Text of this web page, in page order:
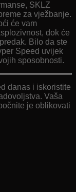
SKLZ
za vježbanje.
će vam
dok će
Bilo da ste
Speed ​​​​uvijek
sposobnosti.
​​danas i iskoristite
Vaša
je oblikovati